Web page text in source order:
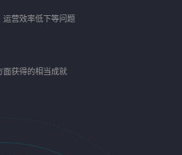
运营效率低下等问题
面获得的相当成就